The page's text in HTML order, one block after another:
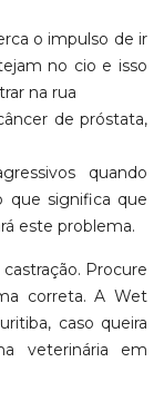
o impulso de ir
no cio e isso
na rua
de próstata,
quando
que significa que
este problema.
Procure
correta. A Wet
caso queira
veterinária em